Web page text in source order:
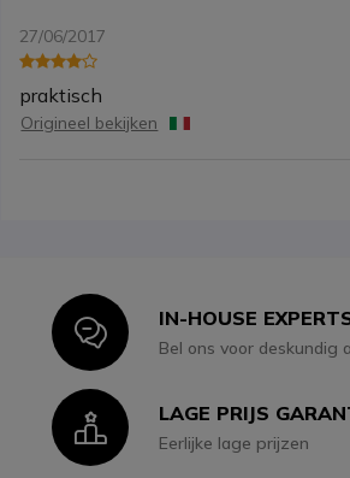
27/06/2017
praktisch
Origineel bekijken
IconIN-HOUSE
Bel ons voor deskundig
IconLAGE PRIJS
Eerlijke lage prijzen